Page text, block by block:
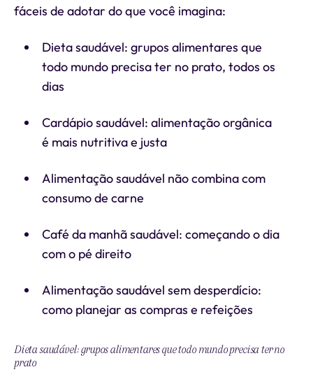
fáceis de adotar do que você imagina:
Dieta saudável: grupos alimentares que
todo mundo precisa ter no prato, todos os
dias
Cardápio saudável: alimentação orgânica
é mais nutritiva e justa
Alimentação saudável não combina com
consumo de carne
Café da manhã saudável: começando o dia
com o pé direito
Alimentação saudável sem desperdício:
como planejar as compras e refeições
Dieta saudável: grupos alimentares que todo mundo precisa ter no
prato